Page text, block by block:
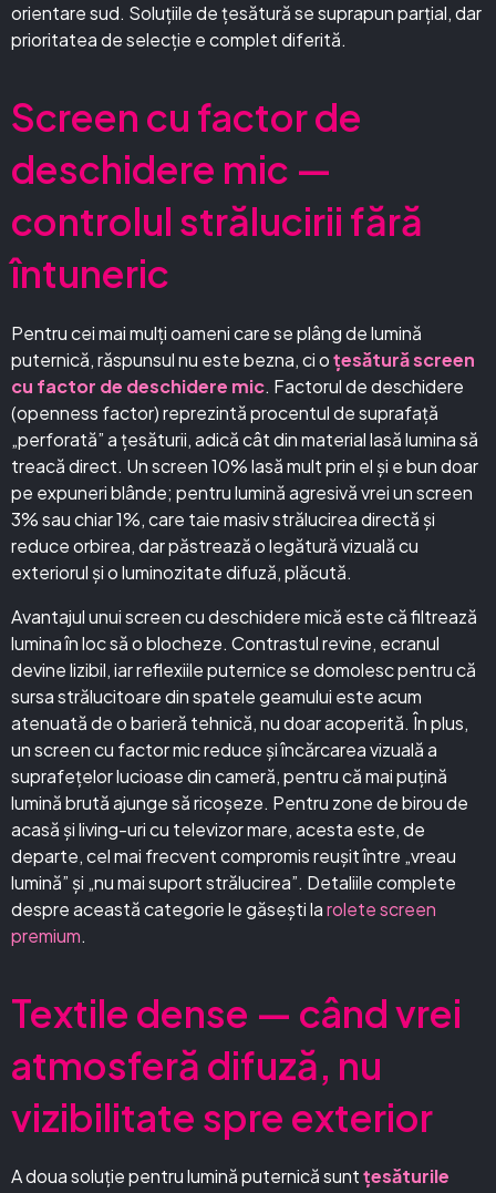
orientare sud. Soluțiile de țesătură se suprapun parțial, dar
prioritatea de selecție e complet diferită.
Screen cu factor de
deschidere mic —
controlul strălucirii fără
întuneric
Pentru cei mai mulți oameni care se plâng de lumină
puternică, răspunsul nu este bezna, ci oțesătură screen
cu factor de deschidere mic. Factorul de deschidere
(openness factor) reprezintă procentul de suprafață
„perforată” a țesăturii, adică cât din material lasă lumina să
treacă direct. Un screen 10% lasă mult prin el și e bun doar
pe expuneri blânde; pentru lumină agresivă vrei un screen
3% sau chiar 1%, care taie masiv strălucirea directă și
reduce orbirea, dar păstrează o legătură vizuală cu
exteriorul și o luminozitate difuză, plăcută.
Avantajul unui screen cu deschidere mică este că filtrează
lumina în loc să o blocheze. Contrastul revine, ecranul
devine lizibil, iar reflexiile puternice se domolesc pentru că
sursa strălucitoare din spatele geamului este acum
atenuată de o barieră tehnică, nu doar acoperită. În plus,
un screen cu factor mic reduce și încărcarea vizuală a
suprafețelor lucioase din cameră, pentru că mai puțină
lumină brută ajunge să ricoșeze. Pentru zone de birou de
acasă și living-uri cu televizor mare, acesta este, de
departe, cel mai frecvent compromis reușit între „vreau
lumină” și „nu mai suport strălucirea”. Detaliile complete
despre această categorie le găsești larolete screen
premium.
Textile dense — când vrei
atmosferă difuză, nu
vizibilitate spre exterior
A doua soluție pentru lumină puternică suntțesăturile